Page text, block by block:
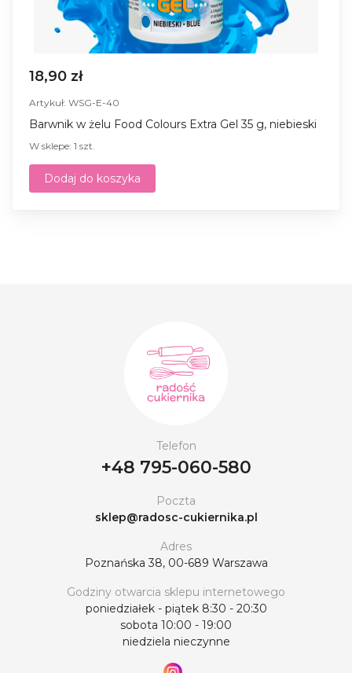
18,90 zł
Artykuł: WSG-E-40
Barwnik w żelu Food Colours Extra Gel 35 g, niebieski
W sklepe: 1 szt.
Dodaj do koszyka
Telefon
+48 795-060-580
Poczta
sklep@radosc-cukiernika.pl
Adres
Poznańska 38, 00-689 Warszawa
Godziny otwarcia sklepu internetowego
poniedziałek - piątek 8:30 - 20:30
sobota 10:00 - 19:00
niedziela nieczynne